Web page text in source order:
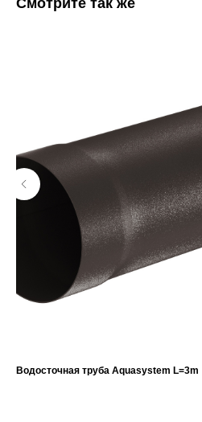
Смотрите так же
Водосточная труба Aquasystem L=3m